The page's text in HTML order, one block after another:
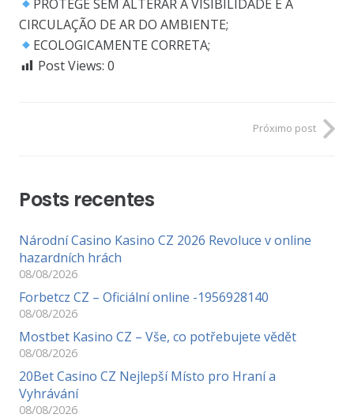
PROTEGE SEM ALTERAR A VISIBILIDADE E A
CIRCULAÇÃO DE AR DO AMBIENTE;
ECOLOGICAMENTE CORRETA;
Post Views: 0
Próximo post
Posts recentes
Národní Casino Kasino CZ 2026 Revoluce v online
hazardních hrách
08/08/2026
Forbetcz CZ – Oficiální online -1956928140
08/08/2026
Mostbet Kasino CZ – Vše, co potřebujete vědět
08/08/2026
20Bet Casino CZ Nejlepší Místo pro Hraní a
Vyhrávání
08/08/2026